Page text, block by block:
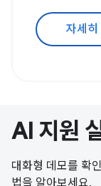
자세히
AI 지원
대화형 데모를 확
법을 알아보세요.